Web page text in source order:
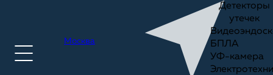
Москва
Детекторы
утечек
БПЛА
УФ-камера